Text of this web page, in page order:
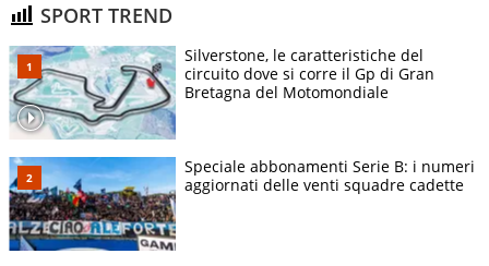
SPORT TREND
Silverstone, le caratteristiche del
circuito dove si corre il Gp di Gran
Bretagna del Motomondiale
Speciale abbonamenti Serie B: i numeri
aggiornati delle venti squadre cadette